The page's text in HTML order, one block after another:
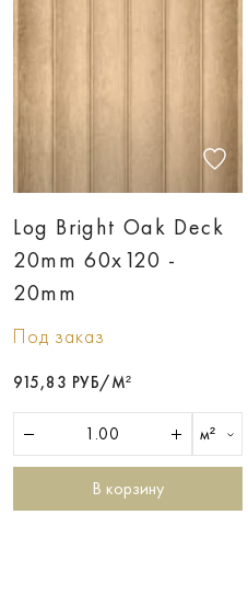
Log Bright Oak Deck
20mm 60х120 -
20mm
Под заказ
915,83 РУБ/М²
м²
В корзину